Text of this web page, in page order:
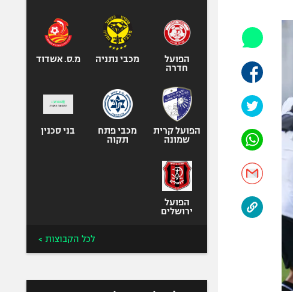
אופניים
ספורט מוטורי
כדורמים
בייסבול MLB
ספורט אתגרי
אומנויות לחימה
הפועל
חדרה
מכבי נתניה מ.ס. אשדוד
הפועל קרית
שמונה
מכבי פתח
תקוה
בני סכנין
הפועל
ירושלים
לכל הקבוצות >